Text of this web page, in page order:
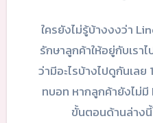
ใครยังไม่รู้บ้างงงว่า Line OA มีระบบ CRM ที่ช่วย
รักษาลูกค้าให้อยู่กับเรา
ว่ามีอะไรบ้างไปดูกันเลย
ทบอท หากลูกค้ายังไม่มี
ขั้นตอนด้านล่างนี้